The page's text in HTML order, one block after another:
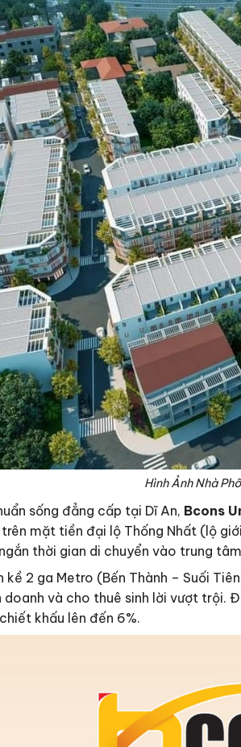
Hình Ảnh Nhà
sống đẳng cấp tại Dĩ An, Bcons
trên mặt tiền đại lộ Thống Nhất (lộ
thời gian di chuyển vào trung
kề 2 ga Metro (Bến Thành – Suối
và cho thuê sinh lời vượt trội.
khấu lên đến 6%.